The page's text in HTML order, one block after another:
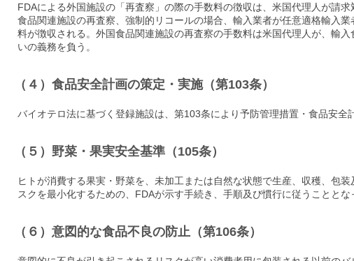
FDAによる外国施設の「再査察」の際の手数料の徴収は、米国代理人が請求
食品関連施設の再査察、強制的リコールの場合、輸入業者が任意適格輸入
料が徴収される。外国食品関連施設の再査察の手数料は米国代理人が、輸
いの義務を負う。
（４）食品安全計画の策定・実施（第103条）
バイオテロ法に基づく登録施設は、第103条により予防管理措置・食品安全
（５）野菜・果実安全基準（105条）
ヒトが消費する果実・野菜を、未加工または自然な状態で生産、収穫、包
スクを最小化するための、FDAが示す手続き、手順及び慣行に従うこととな
（６）意図的な食品不良の防止（第106条）